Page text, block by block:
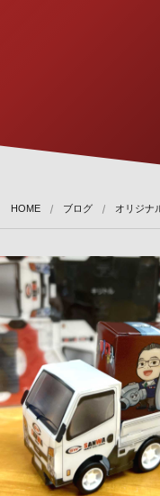
HOME ブログ オリジナ